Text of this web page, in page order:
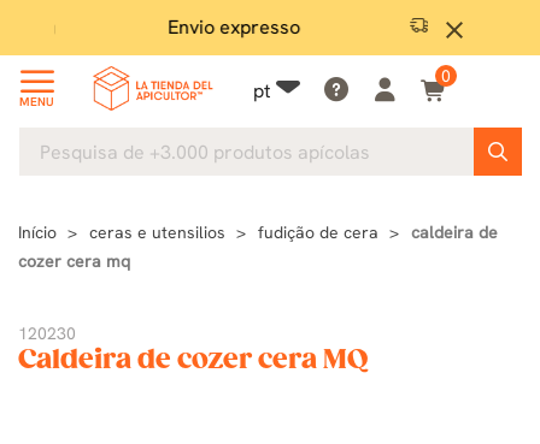
close
Envio expresso
MENU pt
0
Início ceras e utensilios fudição de cera
caldeira de
cozer cera mq
120230
Caldeira de cozer cera MQ